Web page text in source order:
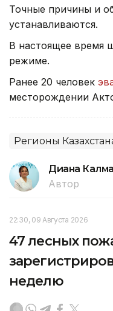
Точные причины и
устанавливаются.
В настоящее время
режиме.
Ранее 20 человек
месторождении
Регионы
Диана
Автор
22:30, 09 Августа 2026
47 лесных
неделю